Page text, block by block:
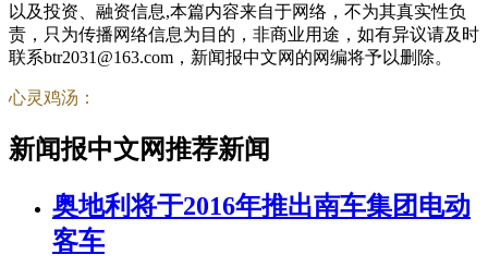
以及投资、融资信息,本篇内容来自于网络，不为其真实性负
责，只为传播网络信息为目的，非商业用途，如有异议请及时
联系btr2031@163.com，新闻报中文网的网编将予以删除。
心灵鸡汤：
新闻报中文网推荐新闻
奥地利将于2016年推出南车集团电动
客车